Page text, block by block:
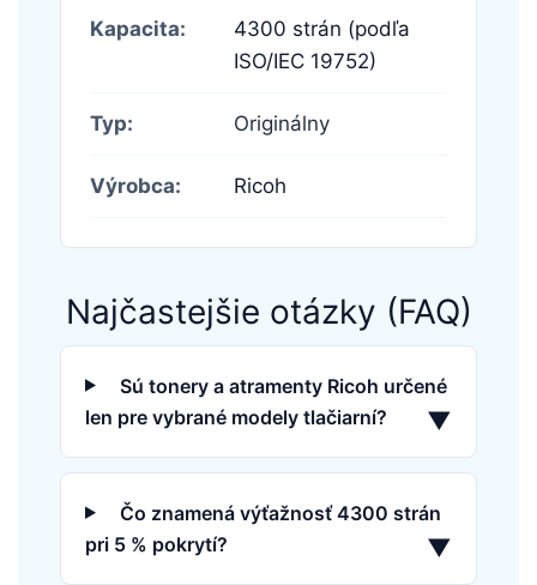
Kapacita:
4300 strán (podľa
ISO/IEC 19752)
Typ: Originálny
Výrobca: Ricoh
Najčastejšie otázky (FAQ)
Sú tonery a atramenty Ricoh určené
len pre vybrané modely tlačiarní?
▼
Čo znamená výťažnosť 4300 strán
pri 5 % pokrytí?
▼